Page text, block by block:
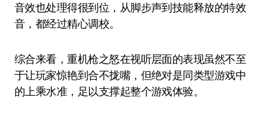
音效也处理得很到位，从脚步声到技能释放的特效
音，都经过精心调校。
综合来看，重机枪之怒在视听层面的表现虽然不至
于让玩家惊艳到合不拢嘴，但绝对是同类型游戏中
的上乘水准，足以支撑起整个游戏体验。